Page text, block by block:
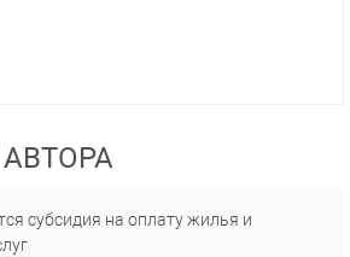
субсидия на оплату жилья и